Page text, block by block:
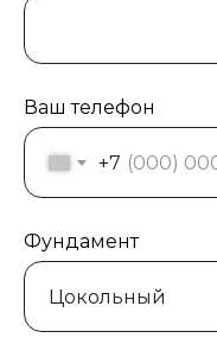
Ваш телефон
+7
Фундамент